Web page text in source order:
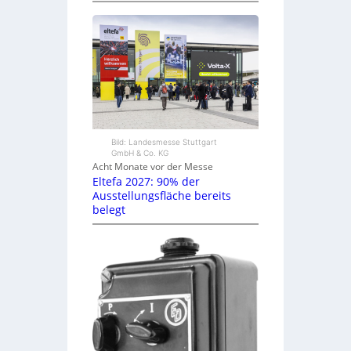
Bild: Landesmesse Stuttgart
GmbH & Co. KG
Acht Monate vor der Messe
Eltefa 2027: 90% der
Ausstellungsfläche bereits
belegt